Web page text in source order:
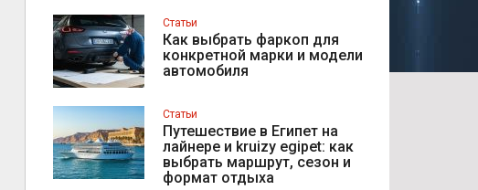
Статьи
Как выбрать фаркоп для
конкретной марки и модели
автомобиля
Статьи
Путешествие в Египет на
лайнере и kruizy egipet: как
выбрать маршрут, сезон и
формат отдыха